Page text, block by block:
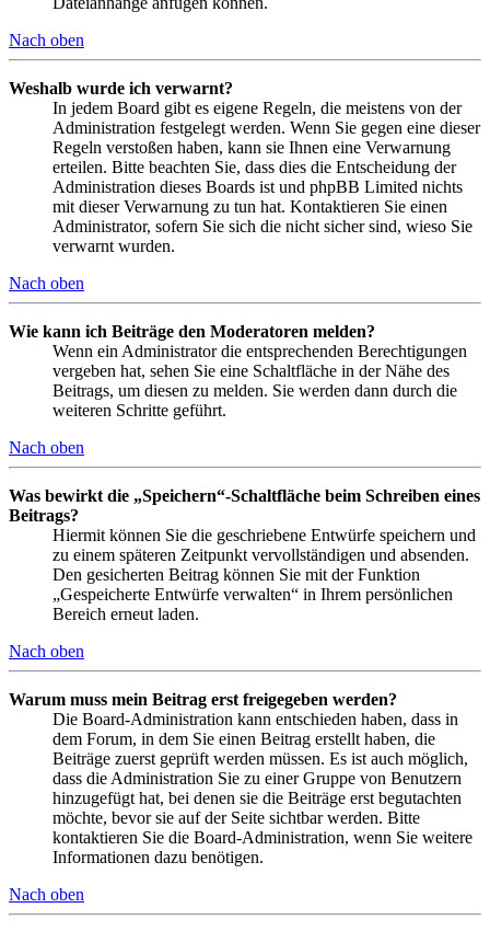
Nach oben
Weshalb wurde ich verwarnt?
In jedem Board gibt es eigene Regeln, die meistens von der
Administration festgelegt werden. Wenn Sie gegen eine dieser
Regeln verstoßen haben, kann sie Ihnen eine Verwarnung
erteilen. Bitte beachten Sie, dass dies die Entscheidung der
Administration dieses Boards ist und phpBB Limited nichts
mit dieser Verwarnung zu tun hat. Kontaktieren Sie einen
Administrator, sofern Sie sich die nicht sicher sind, wieso Sie
verwarnt wurden.
Nach oben
Wie kann ich Beiträge den Moderatoren melden?
Wenn ein Administrator die entsprechenden Berechtigungen
vergeben hat, sehen Sie eine Schaltfläche in der Nähe des
Beitrags, um diesen zu melden. Sie werden dann durch die
weiteren Schritte geführt.
Nach oben
Was bewirkt die „Speichern“-Schaltfläche beim Schreiben eines
Beitrags?
Hiermit können Sie die geschriebene Entwürfe speichern und
zu einem späteren Zeitpunkt vervollständigen und absenden.
Den gesicherten Beitrag können Sie mit der Funktion
„Gespeicherte Entwürfe verwalten“ in Ihrem persönlichen
Bereich erneut laden.
Nach oben
Warum muss mein Beitrag erst freigegeben werden?
Die Board-Administration kann entschieden haben, dass in
dem Forum, in dem Sie einen Beitrag erstellt haben, die
Beiträge zuerst geprüft werden müssen. Es ist auch möglich,
dass die Administration Sie zu einer Gruppe von Benutzern
hinzugefügt hat, bei denen sie die Beiträge erst begutachten
möchte, bevor sie auf der Seite sichtbar werden. Bitte
kontaktieren Sie die Board-Administration, wenn Sie weitere
Informationen dazu benötigen.
Nach oben